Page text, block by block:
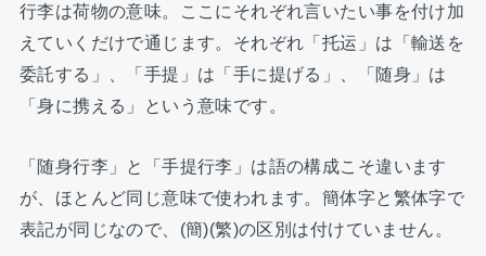
行李は荷物の意味。ここにそれぞれ言いたい事を付け加
えていくだけで通じます。それぞれ「托运」は「輸送を
委託する」、「手提」は「手に提げる」、「随身」は
「身に携える」という意味です。
「随身行李」と「手提行李」は語の構成こそ違います
が、ほとんど同じ意味で使われます。簡体字と繁体字で
表記が同じなので、(簡)(繁)の区別は付けていません。